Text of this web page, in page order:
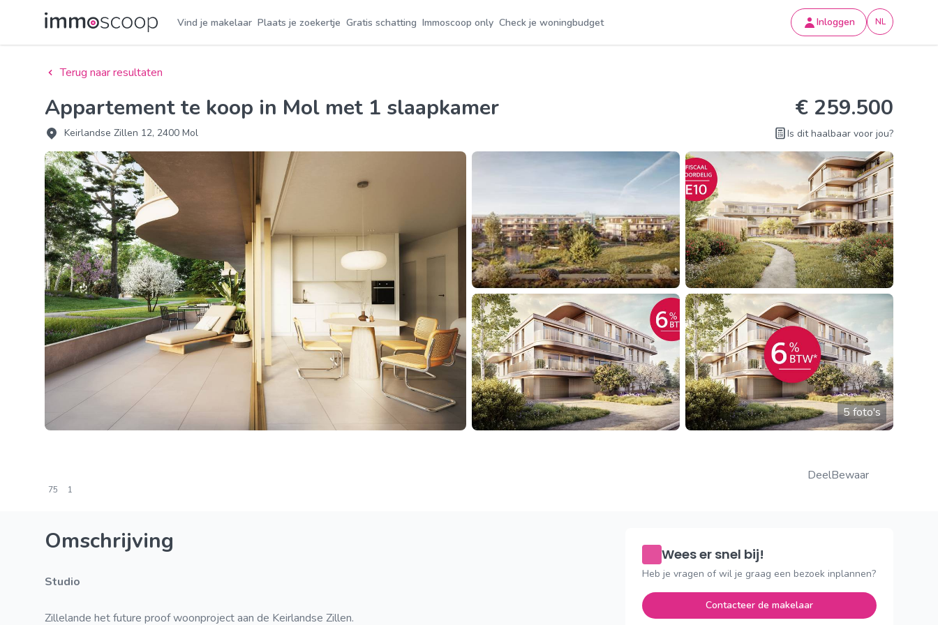
Vind je makelaar Plaats je zoekertje Gratis schatting Immoscoop only Check je woningbudget Inloggen NL
Terug naar resultaten
Appartement te koop in Mol met 1 slaapkamer
Keirlandse Zillen 12, 2400 Mol
€ 259.500
Is dit haalbaar voor jou?
5 foto's
75 1
DeelBewaar
Omschrijving
Studio
Zillelande het future proof woonproject aan de Keirlandse Zillen.
Wees er snel bij!
Heb je vragen of wil je graag een bezoek inplannen?
Contacteer de makelaar